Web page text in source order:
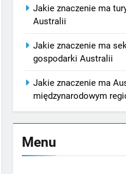
Jakie znaczenie ma
Australii
Jakie znaczenie ma
gospodarki Australii
Jakie znaczenie ma
międzynarodowym
Menu